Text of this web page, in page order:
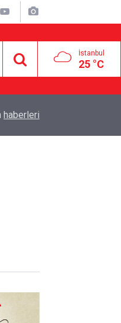
İstanbul
25 °C
haberleri